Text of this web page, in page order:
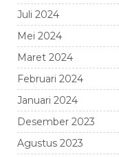
Juli 2024
Mei 2024
Maret 2024
Februari 2024
Januari 2024
Desember 2023
Agustus 2023